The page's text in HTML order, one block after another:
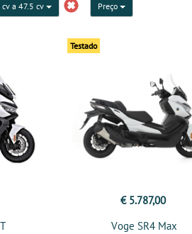
a 47.5 cv Preço
Testado
€ 5.787,00
Voge SR4 Max